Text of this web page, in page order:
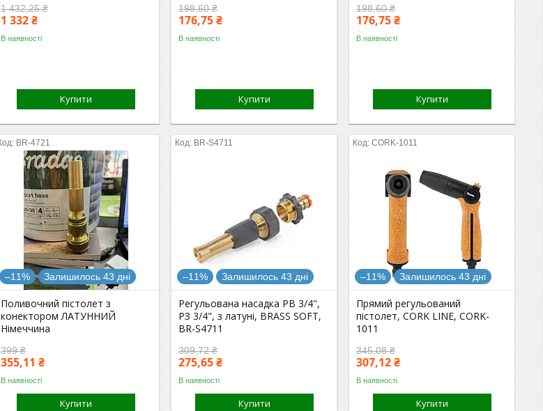
1 432,25 ₴
1 332 ₴
В наявності
Купити
198,60 ₴
176,75 ₴
В наявності
Купити
198,60 ₴
176,75 ₴
В наявності
Купити
BR-4721
–11% Залишилось 43 дні
Поливочний пістолет з
конектором ЛАТУННИЙ
Німеччина
399 ₴
355,11 ₴
В наявності
Купити
BR-S4711
–11% Залишилось 43 дні
Регульована насадка РВ 3/4",
РЗ 3/4", з латуні, BRASS SOFT,
BR-S4711
309,72 ₴
275,65 ₴
В наявності
Купити
CORK-1011
–11% Залишилось 43 дні
Прямий регульований
пістолет, CORK LINE, CORK-
1011
345,08 ₴
307,12 ₴
В наявності
Купити